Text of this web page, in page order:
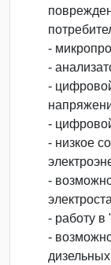
-
-
-
-
- низкое
-
- работу
-